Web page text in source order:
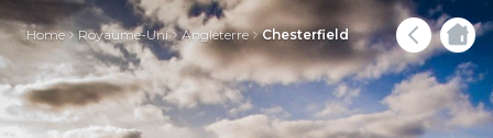
Home Royaume-Uni Angleterre Chesterfield